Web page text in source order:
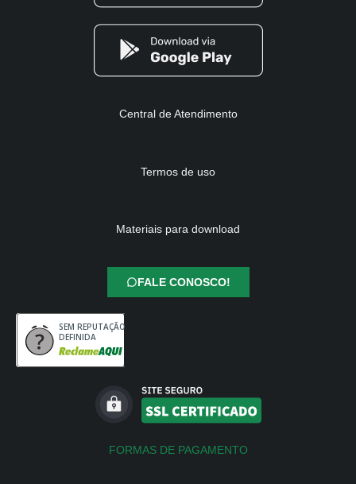
Central de Atendimento
Termos de uso
Materiais para download
FALE CONOSCO!
SEM REPUTAÇÃO
DEFINIDA
FORMAS DE PAGAMENTO